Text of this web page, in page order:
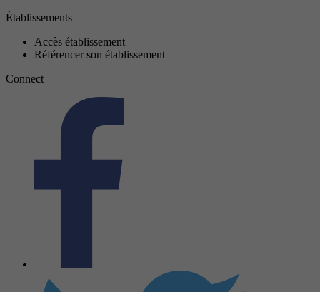
Établissements
Accès établissement
Référencer son établissement
Connect